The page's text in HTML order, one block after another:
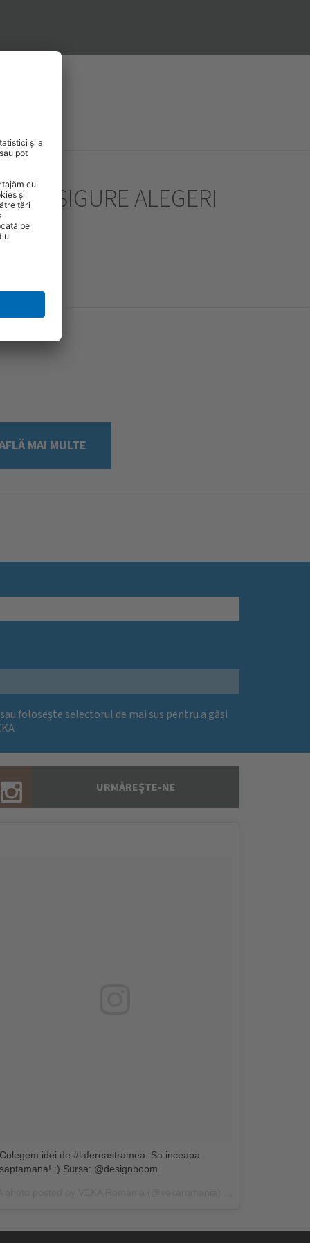
SIGURE ALEGERI
MAI MULTE
folosește selectorul de mai sus pentru a găsi
URMĂREȘTE-NE
Culegem idei de #lafereastramea. Sa inceapa
saptamana! :) Sursa: @designboom